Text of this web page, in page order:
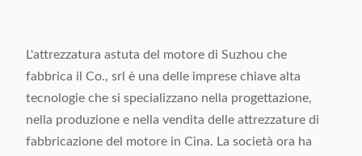
L'attrezzatura astuta del motore di Suzhou che
fabbrica il Co., srl è una delle imprese chiave alta
tecnologie che si specializzano nella progettazione,
nella produzione e nella vendita delle attrezzature di
fabbricazione del motore in Cina. La società ora ha